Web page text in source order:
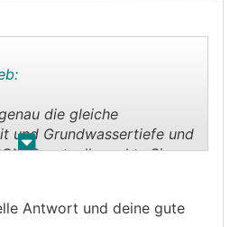
. .
die gleiche
und Grundwassertiefe und
. Eventuell machts Sinn,
dass sie
Kompromiss zwischen
Antwort und deine gute